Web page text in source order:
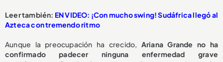
Leer también: EN VIDEO: ¡Con mucho swing! Sudáfrica llegó al
Azteca con tremendo ritmo
Aunque la preocupación ha crecido, Ariana Grande no ha
confirmado padecer ninguna enfermedad grave